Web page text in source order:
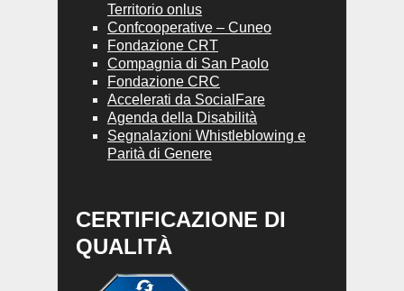
Territorio onlus
Confcooperative – Cuneo
Fondazione CRT
Compagnia di San Paolo
Fondazione CRC
Accelerati da SocialFare
Agenda della Disabilità
Segnalazioni Whistleblowing e
Parità di Genere
CERTIFICAZIONE DI
QUALITÀ